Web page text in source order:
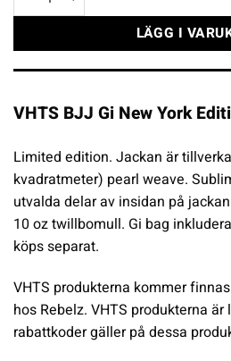
LÄGG I
VHTS BJJ Gi New York
Limited edition. Jackan är
kvadratmeter) pearl weave.
utvalda delar av insidan på
10 oz twillbomull. Gi bag
köps separat.
VHTS produkterna kommer
hos Rebelz. VHTS produkterna
rabattkoder gäller på dessa